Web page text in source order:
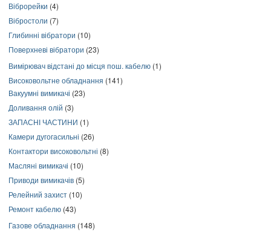
Віброрейки (4)
Вібростоли (7)
Глибинні вібратори (10)
Поверхневі вібратори (23)
Вимірювач відстані до місця пош. кабелю (1)
Високовольтне обладнання (141)
Вакуумні вимикачі (23)
Доливання олій (3)
ЗАПАСНІ ЧАСТИНИ (1)
Камери дугогасильні (26)
Контактори високовольтні (8)
Масляні вимикачі (10)
Приводи вимикачів (5)
Релейний захист (10)
Ремонт кабелю (43)
Газове обладнання (148)